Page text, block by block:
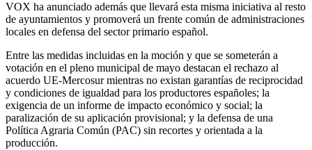
VOX ha anunciado además que llevará esta misma iniciativa al resto
de ayuntamientos y promoverá un frente común de administraciones
locales en defensa del sector primario español.
Entre las medidas incluidas en la moción y que se someterán a
votación en el pleno municipal de mayo destacan el rechazo al
acuerdo UE-Mercosur mientras no existan garantías de reciprocidad
y condiciones de igualdad para los productores españoles; la
exigencia de un informe de impacto económico y social; la
paralización de su aplicación provisional; y la defensa de una
Política Agraria Común (PAC) sin recortes y orientada a la
producción.